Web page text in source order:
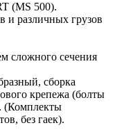
(MS 500).
и различных грузов
сложного сечения
сборка
крепежа (болты
(Комплекты
без гаек).